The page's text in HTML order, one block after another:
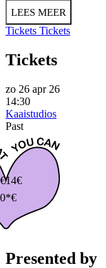
LEES MEER
Tickets Tickets
Tickets
zo 26 apr 26
14:30
Kaaistudios
Past
14€
Presented by